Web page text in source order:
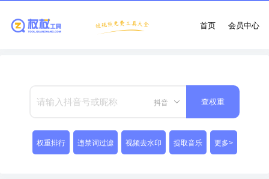
会员中心
首页
抖音 查权重
权重排行 违禁词过滤 视频去水印 提取音乐 更多>